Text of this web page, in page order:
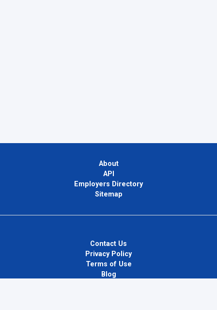
About
API
Employers Directory
Sitemap
Contact Us
Privacy Policy
Terms of Use
Blog